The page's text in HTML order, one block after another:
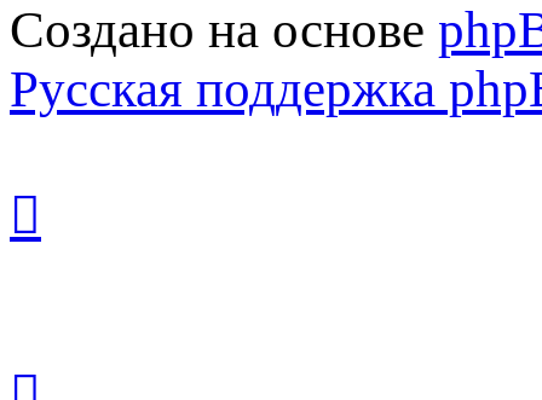
Создано на основе
Русская поддержка